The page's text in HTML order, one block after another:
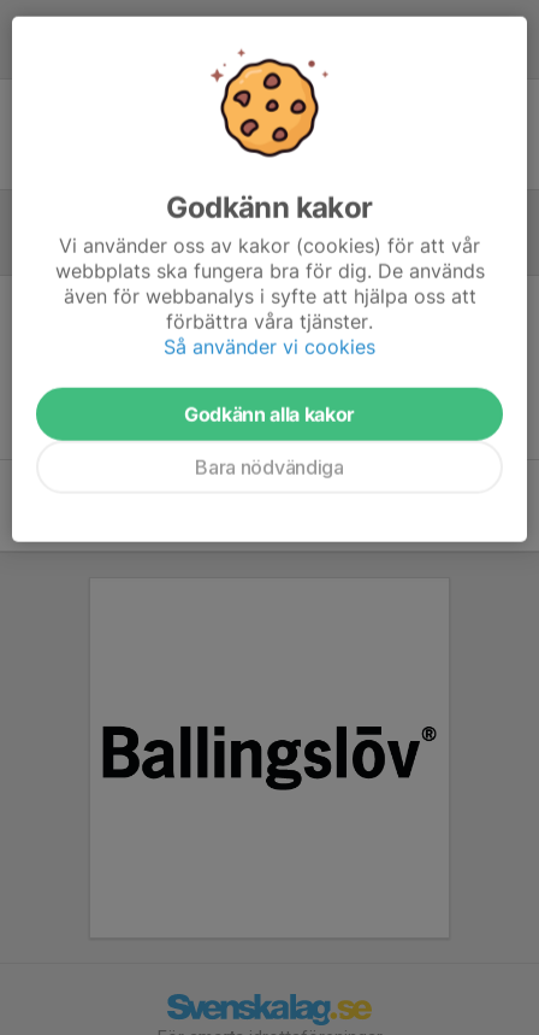
Ingen uppställning ifylld
Referat
Inget referat skrivet
Godkänn kakor
Vi använder oss av kakor (cookies) för att vår
webbplats ska fungera bra för dig. De används
även för webbanalys i syfte att hjälpa oss att
förbättra våra tjänster.
Så använder vi cookies
Godkänn alla kakor
Bara nödvändiga